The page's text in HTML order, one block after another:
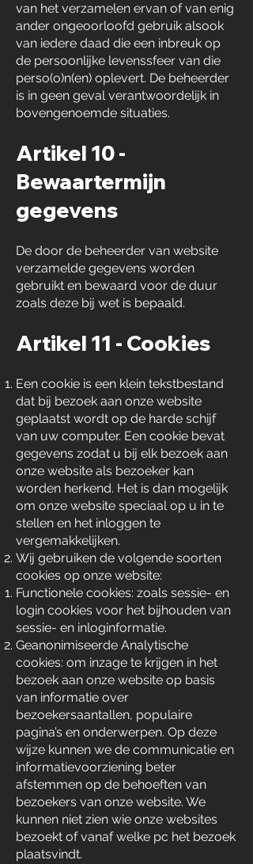
van het verzamelen ervan of van enig
ander ongeoorloofd gebruik alsook
van iedere daad die een inbreuk op
de persoonlijke levenssfeer van die
perso(o)n(en) oplevert. De beheerder
is in geen geval verantwoordelijk in
bovengenoemde situaties.
Artikel 10 -
Bewaartermijn
gegevens
De door de beheerder van website
verzamelde gegevens worden
gebruikt en bewaard voor de duur
zoals deze bij wet is bepaald.
Artikel 11 - Cookies
Een cookie is een klein tekstbestand
dat bij bezoek aan onze website
geplaatst wordt op de harde schijf
van uw computer. Een cookie bevat
gegevens zodat u bij elk bezoek aan
onze website als bezoeker kan
worden herkend. Het is dan mogelijk
om onze website speciaal op u in te
stellen en het inloggen te
vergemakkelijken.
Wij gebruiken de volgende soorten
cookies op onze website:
Functionele cookies: zoals sessie- en
login cookies voor het bijhouden van
sessie- en inloginformatie.
Geanonimiseerde Analytische
cookies: om inzage te krijgen in het
bezoek aan onze website op basis
van informatie over
bezoekersaantallen, populaire
pagina’s en onderwerpen. Op deze
wijze kunnen we de communicatie en
informatievoorziening beter
afstemmen op de behoeften van
bezoekers van onze website. We
kunnen niet zien wie onze websites
bezoekt of vanaf welke pc het bezoek
plaatsvindt.